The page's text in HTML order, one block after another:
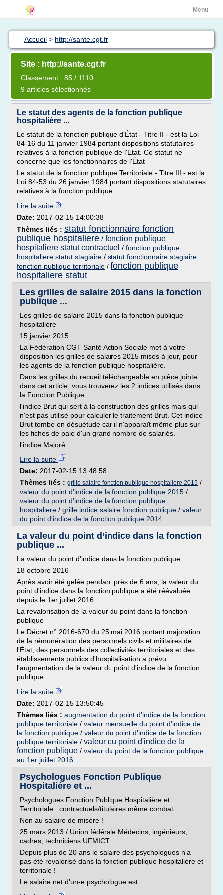
Menu
Accueil > http://sante.cgt.fr
Site : http://sante.cgt.fr
Classement : 85 / 1110
9 articles sélectionnés
Le statut des agents de la fonction publique
hospitalière ...
Le statut de la fonction publique d'État - Titre II - est la Loi
84-16 du 11 janvier 1984 portant dispositions statutaires
relatives à la fonction publique de l'Etat. Ce statut ne
concerne que les fonctionnaires de l'État
Le statut de la fonction publique Territoriale - Titre III - est la
Loi 84-53 du 26 janvier 1984 portant dispositions statutaires
relatives à la fonction publique...
Lire la suite
Date: 2017-02-15 14:00:38
Thèmes liés : statut fonctionnaire fonction
publique hospitaliere / fonction publique
hospitaliere statut contractuel / fonction publique
hospitaliere statut stagiaire / statut fonctionnaire stagiaire
fonction publique territoriale / fonction publique
hospitaliere statut
Les grilles de salaire 2015 dans la fonction
publique ...
Les grilles de salaire 2015 dans la fonction publique
hospitalière
15 janvier 2015
La Fédération CGT Santé Action Sociale met à votre
disposition les grilles de salaires 2015 mises à jour, pour
les agents de la fonction publique hospitalière.
Dans les grilles du recueil téléchargeable en pièce jointe
dans cet article, vous trouverez les 2 indices utilisés dans
la Fonction Publique :
l'indice Brut qui sert à la construction des grilles mais qui
n'est pas utilisé pour calculer le traitement Brut. Cet indice
Brut tombe en désuétude car il n'apparaît même plus sur
les fiches de paie d'un grand nombre de salariés.
l'indice Majoré...
Lire la suite
Date: 2017-02-15 13:48:58
Thèmes liés : grille salaire fonction publique hospitaliere 2015 /
valeur du point d'indice de la fonction publique 2015 /
valeur du point d'indice de la fonction publique
hospitaliere / grille indice salaire fonction publique / valeur
du point d'indice de la fonction publique 2014
La valeur du point d’indice dans la fonction
publique ...
La valeur du point d'indice dans la fonction publique
18 octobre 2016
Après avoir été gelée pendant près de 6 ans, la valeur du
point d'indice dans la fonction publique a été réévaluée
depuis le 1er juillet 2016.
La revalorisation de la valeur du point dans la fonction
publique
Le Décret n° 2016-670 du 25 mai 2016 portant majoration
de la rémunération des personnels civils et militaires de
l'État, des personnels des collectivités territoriales et des
établissements publics d'hospitalisation a prévu
l'augmentation de la valeur du point d'indice de la fonction
publique...
Lire la suite
Date: 2017-02-15 13:50:45
Thèmes liés : augmentation du point d'indice de la fonction
publique territoriale / valeur mensuelle du point d'indice de
la fonction publique / valeur du point d'indice de la fonction
publique territoriale / valeur du point d'indice de la
fonction publique / valeur du point de la fonction publique
au 1er juillet 2016
Psychologues Fonction Publique
Hospitalière et ...
Psychologues Fonction Publique Hospitalière et
Territoriale : contractuels/titulaires même combat
Non au salaire de misère !
25 mars 2013 / Union fédérale Médecins, ingénieurs,
cadres, techniciens UFMICT
Depuis plus de 20 ans le salaire des psychologues n'a
pas été revalorisé dans la fonction publique hospitalière et
territoriale !
Le salaire net d'un-e psychologue est...